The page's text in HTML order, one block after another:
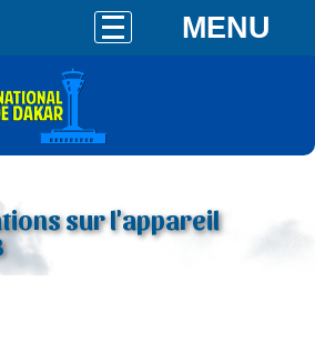
MENU
sur l'appareil